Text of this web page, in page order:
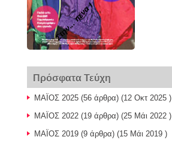
Στην... πένα !
Πρόσφατα Τεύχη
ΜΑΪΟΣ 2025 (56 άρθρα) (12 Οκτ 2025 )
ΜΑΪΟΣ 2022 (19 άρθρα) (25 Μάι 2022 )
ΜΑΪΟΣ 2019 (9 άρθρα) (15 Μάι 2019 )